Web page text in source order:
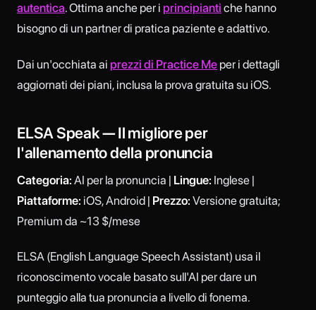
autentica. Ottima anche per i principianti che hanno
bisogno di un partner di pratica paziente e adattivo.
Dai un'occhiata ai prezzi di Practice Me per i dettagli
aggiornati dei piani, inclusa la prova gratuita su iOS.
ELSA Speak — Il migliore per
l'allenamento della pronuncia
Categoria: AI per la pronuncia | Lingue: Inglese |
Piattaforme: iOS, Android | Prezzo: Versione gratuita;
Premium da ~13 $/mese
ELSA (English Language Speech Assistant) usa il
riconoscimento vocale basato sull'AI per dare un
punteggio alla tua pronuncia a livello di fonema.